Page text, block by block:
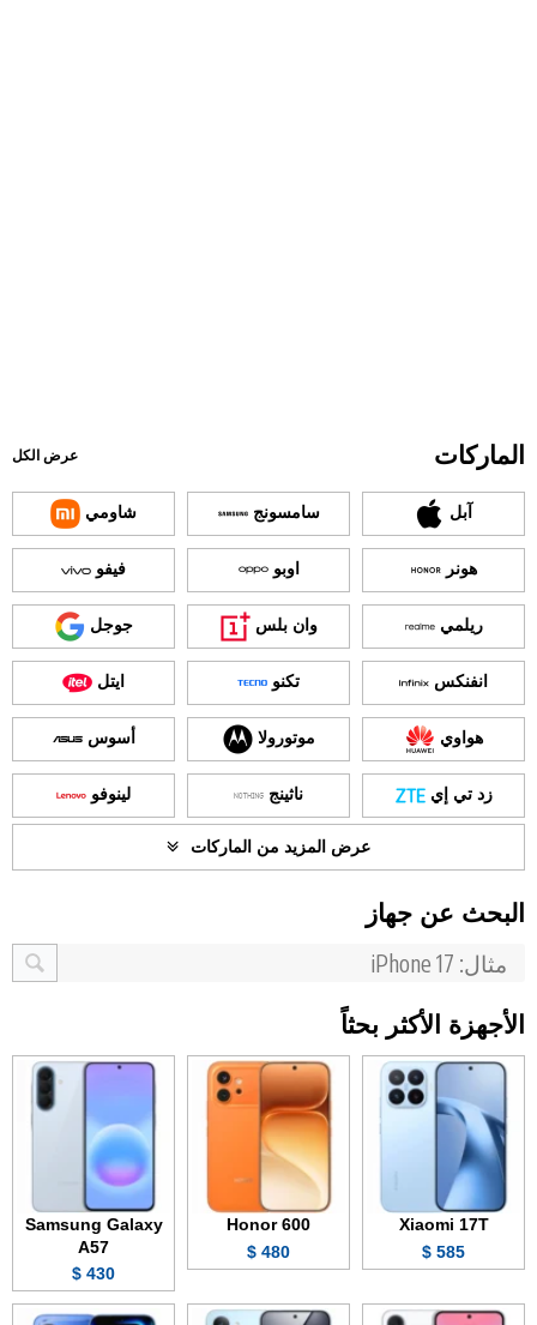
الماركات عرض الكل
آبل سامسونج شاومي
هونر اوبو فيفو
ريلمي وان بلس جوجل
انفنكس تكنو ايتل
هواوي موتورولا أسوس
زد تي إي ناثينج لينوفو
عرض المزيد من الماركات
البحث عن جهاز
الأجهزة الأكثر بحثاً
Xiaomi 17T
585 $
Honor 600
480 $
Samsung Galaxy
A57
430 $